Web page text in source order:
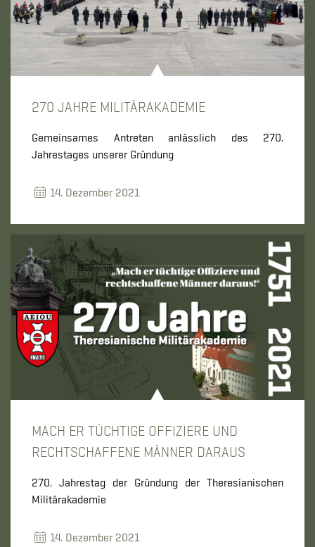
270 JAHRE MILITÄRAKADEMIE
Gemeinsames Antreten anlässlich des 270.
Jahrestages unserer Gründung
14. Dezember 2021
MACH ER TÜCHTIGE OFFIZIERE UND
RECHTSCHAFFENE MÄNNER DARAUS
270. Jahrestag der Gründung der Theresianischen
Militärakademie
14. Dezember 2021